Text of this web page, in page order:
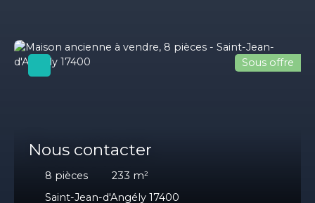
Nous contacter
8 pièces 233 m²
Saint-Jean-d'Angély 17400
Sous offre